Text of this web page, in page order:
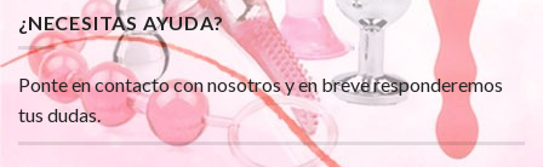
¿NECESITAS AYUDA?
Ponte en contacto con nosotros y en breve responderemos
tus dudas.